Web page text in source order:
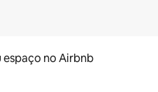
espaço no Airbnb